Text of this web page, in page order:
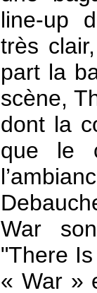
line-up
très
part la
scène,
dont la
que le
War
"There
« War »